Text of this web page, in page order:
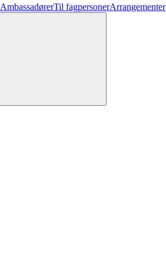
AmbassadørerTil fagpersonerArrangementer